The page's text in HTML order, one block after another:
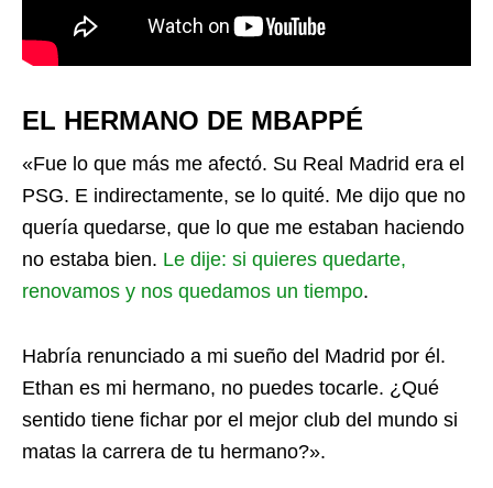
EL HERMANO DE MBAPPÉ
«Fue lo que más me afectó. Su Real Madrid era el
PSG. E indirectamente, se lo quité. Me dijo que no
quería quedarse, que lo que me estaban haciendo
no estaba bien. Le dije: si quieres quedarte,
renovamos y nos quedamos un tiempo.
Habría renunciado a mi sueño del Madrid por él.
Ethan es mi hermano, no puedes tocarle. ¿Qué
sentido tiene fichar por el mejor club del mundo si
matas la carrera de tu hermano?».